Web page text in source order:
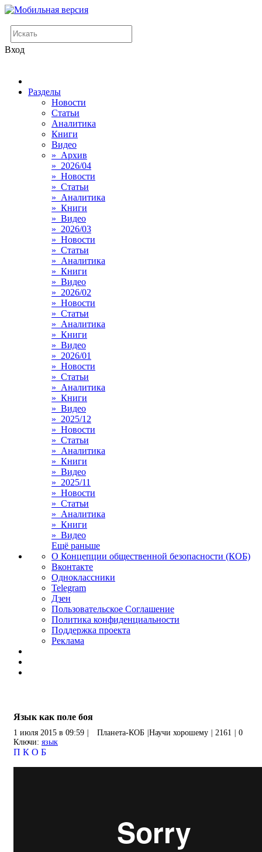
Вход
Разделы
Новости
Статьи
Аналитика
Книги
Видео
» Архив
» 2026/04
» Новости
» Статьи
» Аналитика
» Книги
» Видео
» 2026/03
» Новости
» Статьи
» Аналитика
» Книги
» Видео
» 2026/02
» Новости
» Статьи
» Аналитика
» Книги
» Видео
» 2026/01
» Новости
» Статьи
» Аналитика
» Книги
» Видео
» 2025/12
» Новости
» Статьи
» Аналитика
» Книги
» Видео
» 2025/11
» Новости
» Статьи
» Аналитика
» Книги
» Видео
Ещё раньше
О Концепции общественной безопасности (КОБ)
Вконтакте
Одноклассники
Telegram
Дзен
Пользовательское Соглашение
Политика конфиденциальности
Поддержка проекта
Реклама
Язык как поле боя
1 июля 2015 в 09:59 Планета-КОБ Научи хорошему 2161
0
Ключи: язык
П К О Б